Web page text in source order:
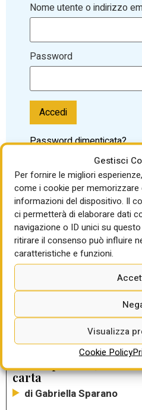
Gestisci
Per fornire le migliori
come i cookie per memorizzare
informazioni del dispositivo. Il
ci permetterà di elaborare dati
navigazione o ID unici su
ritirare il consenso può influire
caratteristiche e funzioni.
Visualizza
Cookie Policy
Nome utente o indirizzo
Password
Accedi
Password dimenticata?
LEGGI ANCHE
La temporanea
dell’anticipazione nei
richiesta
stazione appaltante:
alleggerire le tensioni
numerosi operatori
di Gabriella Sparano
RUP in prestito, una
carta
di Gabriella Sparano